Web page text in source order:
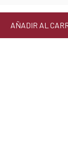
AÑADIR AL